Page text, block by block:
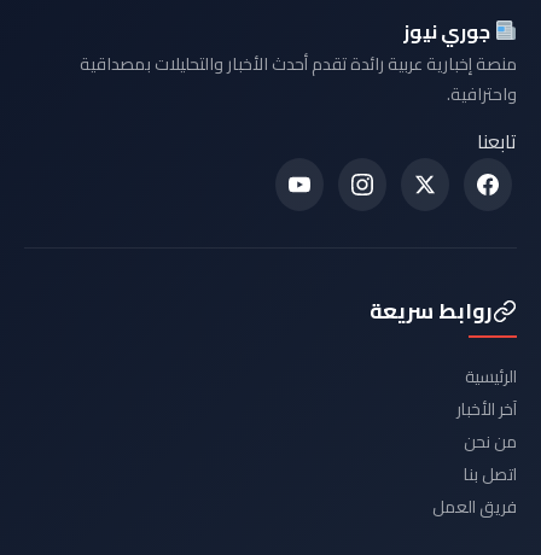
جوري نيوز
منصة إخبارية عربية رائدة تقدم أحدث الأخبار والتحليلات بمصداقية
واحترافية.
تابعنا
روابط سريعة
الرئيسية
آخر الأخبار
من نحن
اتصل بنا
فريق العمل